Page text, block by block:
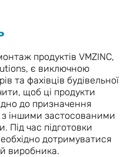
продуктів VMZINC,
є виключною
та фахівців будівельної
щоб ці продукти
до призначення
з іншими застосованими
Під час підготовки
дотримуватися
виробника.